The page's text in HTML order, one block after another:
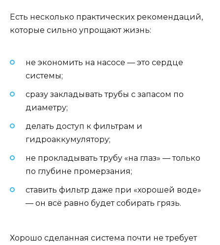
Есть несколько практических рекомендаций,
которые сильно упрощают жизнь:
не экономить на насосе — это сердце
системы;
сразу закладывать трубы с запасом по
диаметру;
делать доступ к фильтрам и
гидроаккумулятору;
не прокладывать трубу «на глаз» — только
по глубине промерзания;
ставить фильтр даже при «хорошей воде»
— он всё равно будет собирать грязь.
Хорошо сделанная система почти не требует